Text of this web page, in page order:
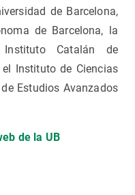
de Barcelona,
de Barcelona, la
Catalán de
el Instituto de Ciencias
Estudios Avanzados
de la UB